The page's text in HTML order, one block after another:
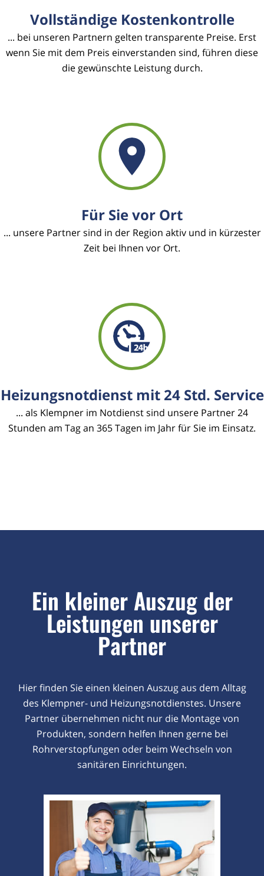
Vollständige Kostenkontrolle
... bei unseren Partnern gelten transparente Preise. Erst
wenn Sie mit dem Preis einverstanden sind, führen diese
die gewünschte Leistung durch.
Für Sie vor Ort
... unsere Partner sind in der Region aktiv und in kürzester
Zeit bei Ihnen vor Ort.
Heizungsnotdienst mit 24 Std. Service
... als Klempner im Notdienst sind unsere Partner 24
Stunden am Tag an 365 Tagen im Jahr für Sie im Einsatz.
Ein kleiner Auszug der
Leistungen unserer
Partner
Hier finden Sie einen kleinen Auszug aus dem Alltag
des Klempner- und Heizungsnotdienstes. Unsere
Partner übernehmen nicht nur die Montage von
Produkten, sondern helfen Ihnen gerne bei
Rohrverstopfungen oder beim Wechseln von
sanitären Einrichtungen.